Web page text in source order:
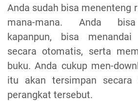
Anda sudah bisa menenteng
mana-mana. Anda bisa
kapanpun, bisa
secara otomatis, serta
buku. Anda cukup men-
itu akan tersimpan secara
perangkat tersebut.